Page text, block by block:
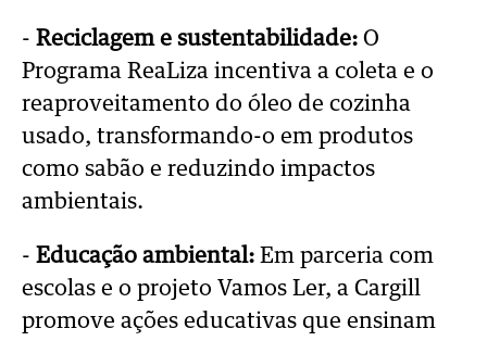
- Reciclagem e sustentabilidade: O
Programa ReaLiza incentiva a coleta e o
reaproveitamento do óleo de cozinha
usado, transformando-o em produtos
como sabão e reduzindo impactos
ambientais.
- Educação ambiental: Em parceria com
escolas e o projeto Vamos Ler, a Cargill
promove ações educativas que ensinam